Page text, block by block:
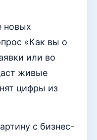
новых
«Как вы о
или во
живые
цифры из
с бизнес-